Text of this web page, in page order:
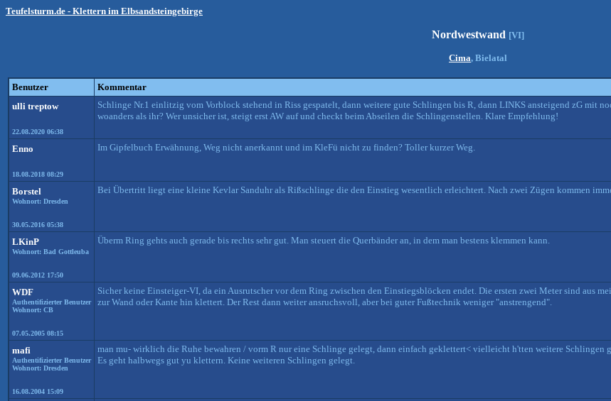
Teufelsturm.de - Klettern im Elbsandsteingebirge
Nordwestwand [VI]
Cima, Bielatal
Benutzer Kommentar
ulli treptow
22.08.2020 06:38
Schlinge Nr.1 einlitzig vom Vorblock stehend in Riss gespatelt, dann weitere gute Schlingen bis R, dann LINKS ansteigend zG mit
woanders als ihr? Wer unsicher ist, steigt erst AW auf und checkt beim Abseilen die Schlingenstellen. Klare Empfehlung!
Enno
18.08.2018 08:29
Im Gipfelbuch Erwähnung, Weg nicht anerkannt und im KleFü nicht zu finden? Toller kurzer Weg.
Borstel
Wohnort: Dresden
30.05.2016 05:38
Bei Übertritt liegt eine kleine Kevlar Sanduhr als Rißschlinge die den Einstieg wesentlich erleichtert. Nach zwei Zügen kommen
LKinP
Wohnort: Bad Gottleuba
09.06.2012 17:50
Überm Ring gehts auch gerade bis rechts sehr gut. Man steuert die Querbänder an, in dem man bestens klemmen kann.
WDF
Authentifizierter Benutzer
Wohnort: CB
07.05.2005 08:15
Sicher keine Einsteiger-VI, da ein Ausrutscher vor dem Ring zwischen den Einstiegsblöcken endet. Die ersten zwei Meter sind aus
zur Wand oder Kante hin klettert. Der Rest dann weiter ansruchsvoll, aber bei guter Fußtechnik weniger "anstrengend".
mafi
Authentifizierter Benutzer
Wohnort: Dresden
16.08.2004 15:09
man mu- wirklich die Ruhe bewahren / vorm R nur eine Schlinge gelegt, dann einfach geklettert< vielleicht h'tten weitere Schlingen
Es geht halbwegs gut yu klettern. Keine weiteren Schlingen gelegt.